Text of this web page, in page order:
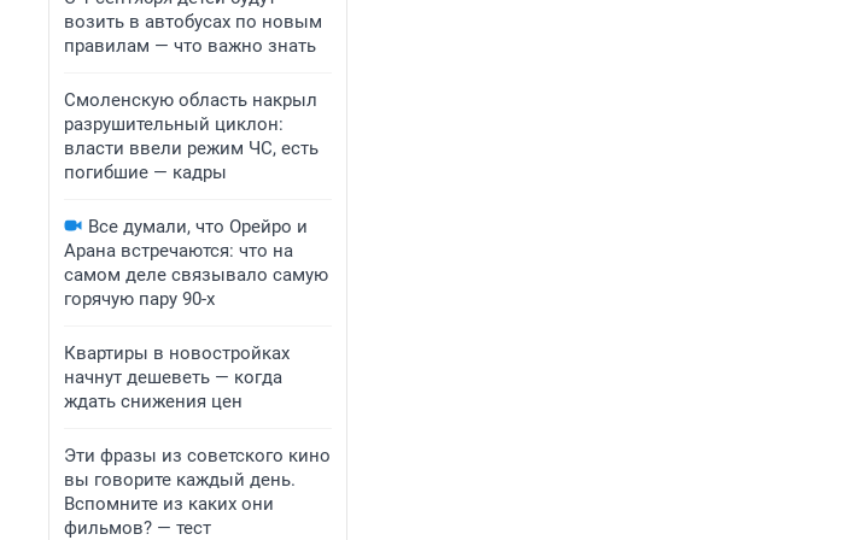
возить в автобусах по новым
правилам — что важно знать
Смоленскую область накрыл
разрушительный циклон:
власти ввели режим ЧС, есть
погибшие — кадры
Все думали, что Орейро и
Арана встречаются: что на
самом деле связывало самую
горячую пару 90-х
Квартиры в новостройках
начнут дешеветь — когда
ждать снижения цен
Эти фразы из советского кино
вы говорите каждый день.
Вспомните из каких они
фильмов? — тест